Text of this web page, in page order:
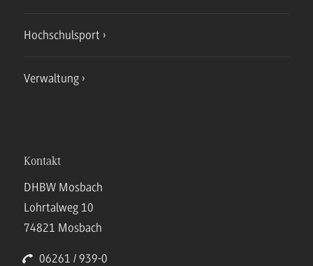
Hochschulsport
Verwaltung
Kontakt
DHBW Mosbach
Lohrtalweg 10
74821 Mosbach
06261 / 939-0